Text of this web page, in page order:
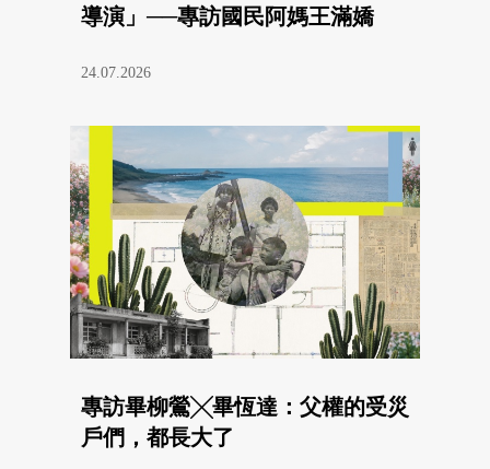
導演」──專訪國民阿媽王滿嬌
24.07.2026
專訪畢柳鶯╳畢恆達：父權的受災
戶們，都長大了